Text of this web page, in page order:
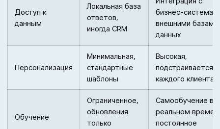
Доступ к
данным
Локальная база
ответов,
иногда CRM
бизнес-
внешними базами
данных
Персонализация
Минимальная,
стандартные
шаблоны
Высокая,
подстраивается
каждого клиента
Обучение
Ограниченное,
обновления
только
Самообучение в
реальном
постоянное